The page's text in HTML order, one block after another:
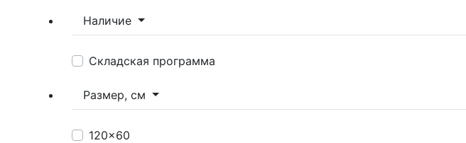
Наличие
Складская программа
Размер, см
120x60